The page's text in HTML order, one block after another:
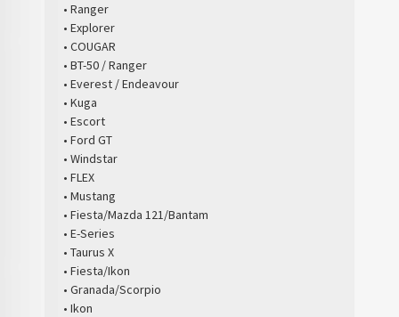
• Ranger
• Explorer
• COUGAR
• BT-50 / Ranger
• Everest / Endeavour
• Kuga
• Escort
• Ford GT
• Windstar
• FLEX
• Mustang
• Fiesta/Mazda 121/Bantam
• E-Series
• Taurus X
• Fiesta/Ikon
• Granada/Scorpio
• Ikon